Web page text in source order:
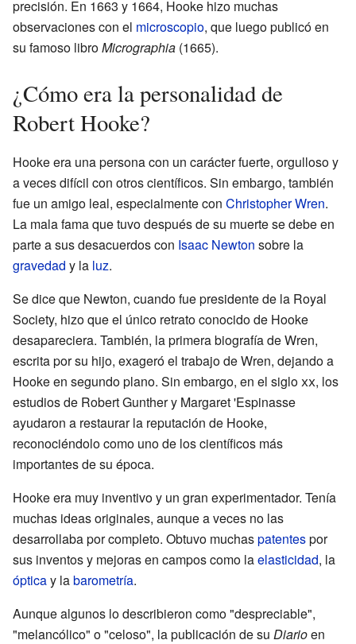
precisión. En 1663 y 1664, Hooke hizo muchas
observaciones con el microscopio, que luego publicó en
su famoso libroMicrographia (1665).
¿Cómo era la personalidad de
Robert Hooke?
Hooke era una persona con un carácter fuerte, orgulloso y
a veces difícil con otros científicos. Sin embargo, también
fue un amigo leal, especialmente con Christopher Wren.
La mala fama que tuvo después de su muerte se debe en
parte a sus desacuerdos con Isaac Newton sobre la
gravedad y la luz.
Se dice que Newton, cuando fue presidente de la Royal
Society, hizo que el único retrato conocido de Hooke
desapareciera. También, la primera biografía de Wren,
escrita por su hijo, exageró el trabajo de Wren, dejando a
Hooke en segundo plano. Sin embargo, en el sigloxx, los
estudios de Robert Gunther y Margaret 'Espinasse
ayudaron a restaurar la reputación de Hooke,
reconociéndolo como uno de los científicos más
importantes de su época.
Hooke era muy inventivo y un gran experimentador. Tenía
muchas ideas originales, aunque a veces no las
desarrollaba por completo. Obtuvo muchaspatentespor
sus inventos y mejoras en campos como laelasticidad, la
ópticay labarometría.
Aunque algunos lo describieron como "despreciable",
"melancólico" o "celoso", la publicación de su Diarioen